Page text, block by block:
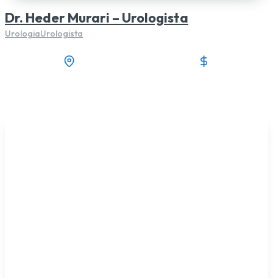
Dr. Heder Murari – Urologista
UrologiaUrologista